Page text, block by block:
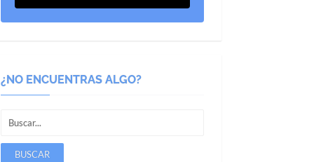
¿NO ENCUENTRAS ALGO?